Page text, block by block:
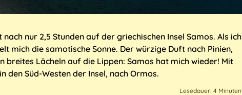
nur 2,5 Stunden auf der griechischen Insel Samos. Als ich
mich die samotische Sonne. Der würzige Duft nach Pinien,
breites Lächeln auf die Lippen: Samos hat mich wieder! Mit
den Süd-Westen der Insel, nach Ormos.
Lesedauer: 4 Minuten